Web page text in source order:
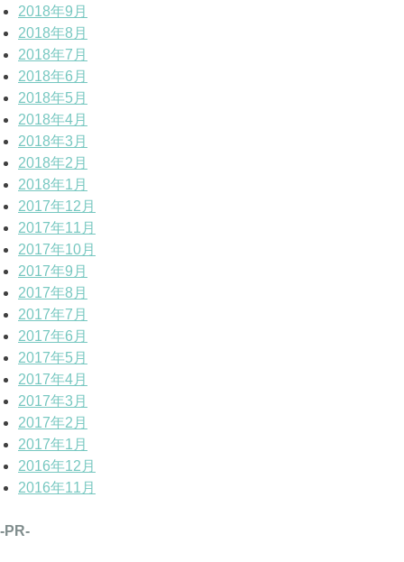
2018年9月
2018年8月
2018年7月
2018年6月
2018年5月
2018年4月
2018年3月
2018年2月
2018年1月
2017年12月
2017年11月
2017年10月
2017年9月
2017年8月
2017年7月
2017年6月
2017年5月
2017年4月
2017年3月
2017年2月
2017年1月
2016年12月
2016年11月
-PR-